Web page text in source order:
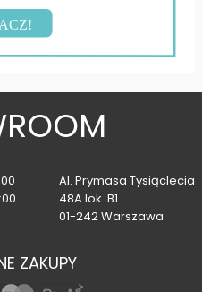
Al. Prymasa Tysiąclecia
48A lok. B1
01-242 Warszawa
ZAKUPY